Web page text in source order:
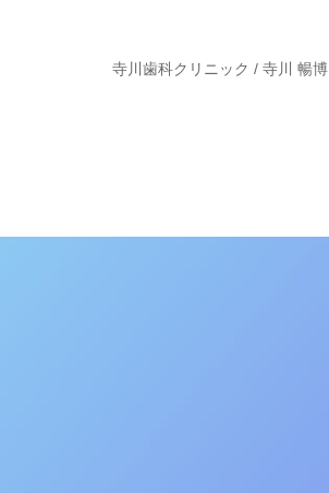
寺川歯科クリニック / 寺川 暢博